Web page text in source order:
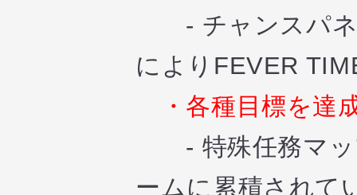
- チャンスパネ
によりFEVER
・各種目標を達
- 特殊任務マッ
ームに累積されて